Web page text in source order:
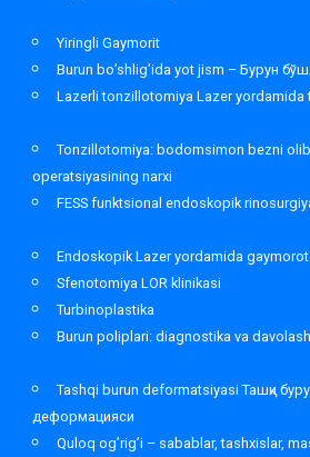
Yiringli Gaymorit
Burun bo’shlig’ida yot jism – Бурун
Lazerli tonzillotomiya Lazer yordamida
Tonzillotomiya: bodomsimon bezni
operatsiyasining narxi
FESS funktsional endoskopik
Endoskopik Lazer yordamida
Sfenotomiya LOR klinikasi
Turbinoplastika
Burun poliplari: diagnostika va davolash
Tashqi burun deformatsiyasi Ташқи
деформацияси
Quloq og’rig’i – sabablar, tashxislar,